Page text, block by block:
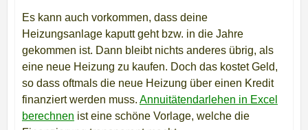
Es kann auch vorkommen, dass deine
Heizungsanlage kaputt geht bzw. in die Jahre
gekommen ist. Dann bleibt nichts anderes übrig, als
eine neue Heizung zu kaufen. Doch das kostet Geld,
so dass oftmals die neue Heizung über einen Kredit
finanziert werden muss. Annuitätendarlehen in Excel
berechnen ist eine schöne Vorlage, welche die